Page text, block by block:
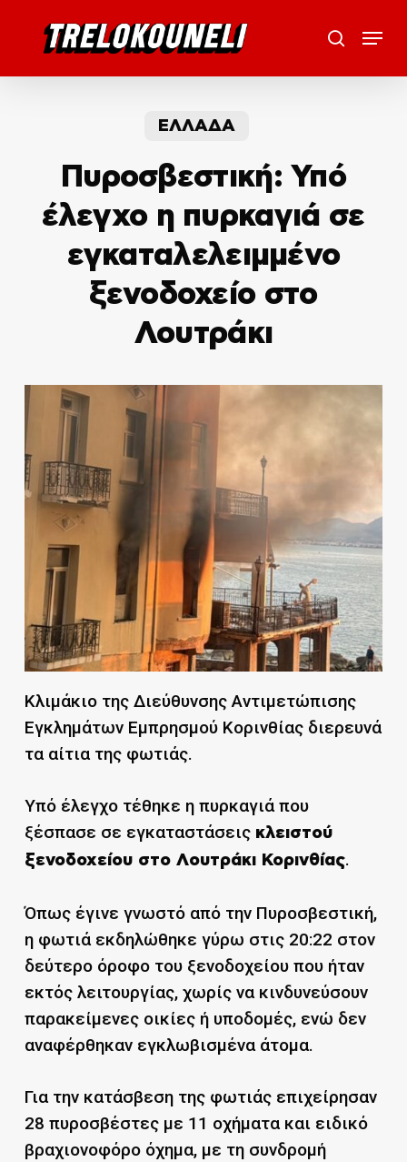
search
Menu
ΕΛΛΑΔΑ
Πυροσβεστική: Υπό
έλεγχο η πυρκαγιά σε
εγκαταλελειμμένο
ξενοδοχείο στο
Λουτράκι
Κλιμάκιο της Διεύθυνσης Αντιμετώπισης
Εγκλημάτων Εμπρησμού Κορινθίας διερευνά
τα αίτια της φωτιάς.
Υπό έλεγχο τέθηκε η πυρκαγιά που
ξέσπασε σε εγκαταστάσεις κλειστού
ξενοδοχείου στο Λουτράκι Κορινθίας.
Όπως έγινε γνωστό από την Πυροσβεστική,
η φωτιά εκδηλώθηκε γύρω στις 20:22 στον
δεύτερο όροφο του ξενοδοχείου που ήταν
εκτός λειτουργίας, χωρίς να κινδυνεύσουν
παρακείμενες οικίες ή υποδομές, ενώ δεν
αναφέρθηκαν εγκλωβισμένα άτομα.
Για την κατάσβεση της φωτιάς επιχείρησαν
28 πυροσβέστες με 11 οχήματα και ειδικό
βραχιονοφόρο όχημα, με τη συνδρομή